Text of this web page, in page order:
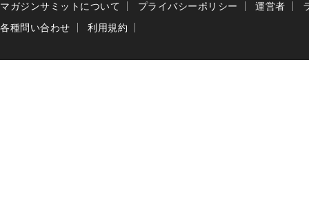
マガジンサミットについて プライバシーポリシー 運営者
各種問い合わせ
利用規約